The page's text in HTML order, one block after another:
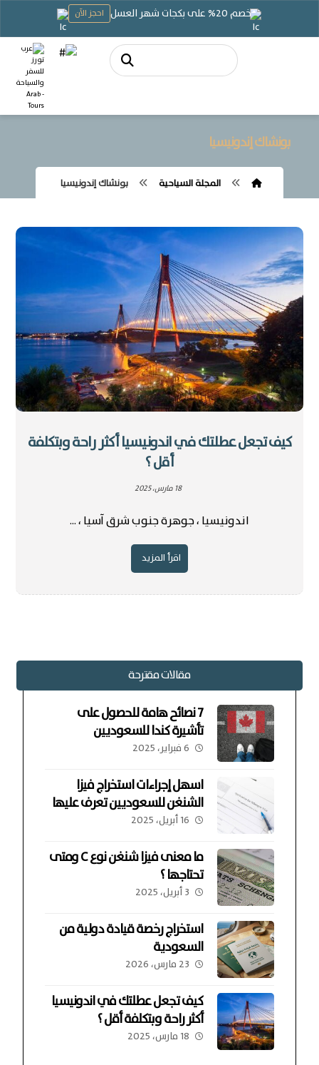
خصم 20% على بكجات شهر العسل احجز الآن
بونشاك إندونيسيا
المجلة السياحية بونشاك إندونيسيا
كيف تجعل عطلتك في اندونيسيا أكثر راحة وبتكلفة
أقل ؟
18 مارس، 2025
اندونيسيا ، جوهرة جنوب شرق آسيا ، ...
اقرأ المزيد
مقالات مقترحة
7 نصائح هامة للحصول على
تأشيرة كندا للسعوديين
6 فبراير، 2025
اسهل إجراءات استخراج فيزا
الشنغن للسعوديين تعرف عليها
16 أبريل، 2025
ما معنى فيزا شنغن نوع C ومتى
تحتاجها ؟
3 أبريل، 2025
استخراج رخصة قيادة دولية من
السعودية
23 مارس، 2026
كيف تجعل عطلتك في اندونيسيا
أكثر راحة وبتكلفة أقل ؟
18 مارس، 2025